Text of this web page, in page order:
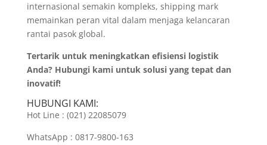
internasional semakin kompleks, shipping mark
memainkan peran vital dalam menjaga kelancaran
rantai pasok global.
Tertarik untuk meningkatkan efisiensi logistik
Anda? Hubungi kami untuk solusi yang tepat dan
inovatif!
HUBUNGI KAMI:
Hot Line : (021) 22085079
WhatsApp : 0817-9800-163